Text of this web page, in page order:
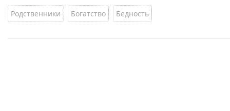
Родственники Богатство Бедность